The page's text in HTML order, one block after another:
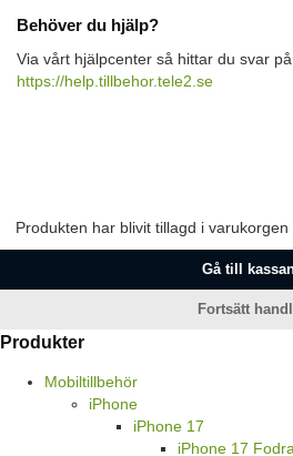
Behöver du hjälp?
Via vårt hjälpcenter så hittar du svar
https://help.tillbehor.tele2.se
Produkten har blivit tillagd i varukorgen
Gå till
Fortsätt
Produkter
Mobiltillbehör
iPhone
iPhone 17
iPhone 17